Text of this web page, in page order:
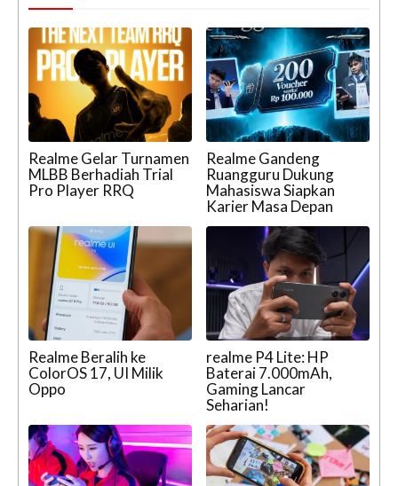
Realme Gelar Turnamen
MLBB Berhadiah Trial
Pro Player RRQ
Realme Gandeng
Ruangguru Dukung
Mahasiswa Siapkan
Karier Masa Depan
Realme Beralih ke
ColorOS 17, UI Milik
Oppo
realme P4 Lite: HP
Baterai 7.000mAh,
Gaming Lancar
Seharian!